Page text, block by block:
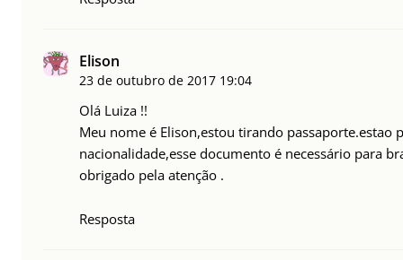
Elison
23 de outubro de 2017 19:04
Olá Luiza !!
Meu nome é Elison,estou tirando passaporte.estao
nacionalidade,esse documento é necessário para
obrigado pela atenção .
Resposta